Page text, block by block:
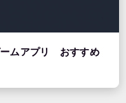
ームアプリ おすすめ